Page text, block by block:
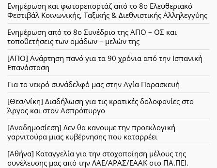
Ενημέρωση και φωτορεπορτάζ από το 8ο Ελευθεριακό
Φεστιβάλ Κοινωνικής, Ταξικής & Διεθνιστικής Αλληλεγγύης
Ενημέρωση από το 8ο Συνέδριο της ΑΠΟ – ΟΣ και
τοποθετήσεις των ομάδων – μελών της
[ΑΠΟ] Ανάρτηση πανό για τα 90 χρόνια από την Ισπανική
Επανάσταση
Για το νεκρό συνάδελφό μας στην Αγία Παρασκευή
[Θεσ/νίκη] Διαδήλωση για τις κρατικές δολοφονίες στο
Άργος και στον Ασπρόπυργο
[Αναδημοσίεση] Δεν θα κανουμε την προεκλογική
γαρνιτούρα μιας κυβέρνησης που καταρρέει
[Αθήνα] Καταγγελία για την στοχοποίηση μέλους της
συνέλευσης μας από την ΛΑΕ/ΑΡΑΣ/ΕΑΑΚ στο ΠΑ.ΠΕΙ.